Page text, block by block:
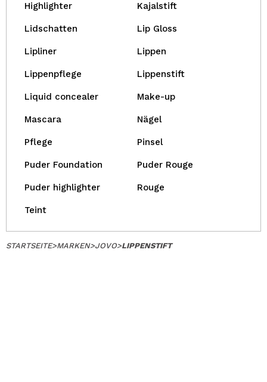
Highlighter Kajalstift
Lidschatten Lip Gloss
Lipliner Lippen
Lippenpflege Lippenstift
Liquid concealer Make-up
Mascara Nägel
Pflege Pinsel
Puder Foundation Puder Rouge
Puder highlighter Rouge
Teint
STARTSEITE>MARKEN>JOVO>LIPPENSTIFT